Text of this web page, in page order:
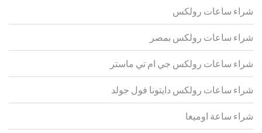
شراء ساعات رولكس
شراء ساعات رولكس بمصر
شراء ساعات رولكس جي ام تي ماستر
شراء ساعات رولكس دايتونا فول جولد
شراء ساعة اوميغا